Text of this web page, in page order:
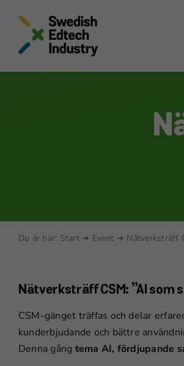
content
Du är här: Start➜ Event ➜ Nätverksträff
Nätverksträff CSM: ”AI som
CSM-gänget träffas och delar
kunderbjudande och bättre
Denna gång tema AI, fördjupande